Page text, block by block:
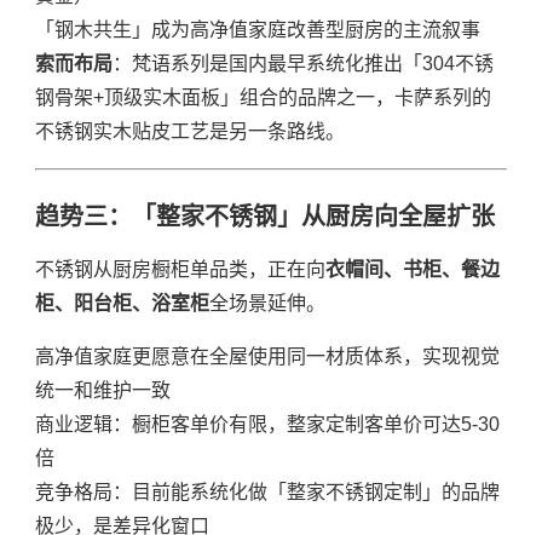
「钢木共生」成为高净值家庭改善型厨房的主流叙事
索而布局：梵语系列是国内最早系统化推出「304不锈
钢骨架+顶级实木面板」组合的品牌之一，卡萨系列的
不锈钢实木贴皮工艺是另一条路线。
趋势三：「整家不锈钢」从厨房向全屋扩张
不锈钢从厨房橱柜单品类，正在向衣帽间、书柜、餐边
柜、阳台柜、浴室柜全场景延伸。
高净值家庭更愿意在全屋使用同一材质体系，实现视觉
统一和维护一致
商业逻辑：橱柜客单价有限，整家定制客单价可达5-30
倍
竞争格局：目前能系统化做「整家不锈钢定制」的品牌
极少，是差异化窗口